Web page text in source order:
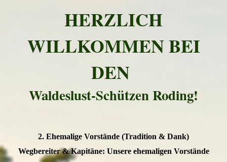
HERZLICH
WILLKOMMEN BEI
DEN
Waldeslust-Schützen Roding!
2. Ehemalige Vorstände (Tradition & Dank)
Wegbereiter & Kapitäne: Unsere ehemaligen Vorstände